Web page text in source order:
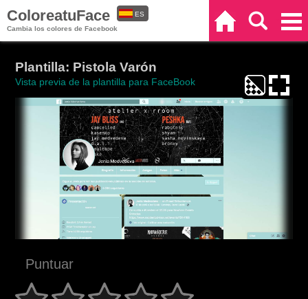
ColoreatuFace
Cambia los colores de Facebook
ES
Plantilla: Pistola Varón
Vista previa de la plantilla para FaceBook
Puntuar